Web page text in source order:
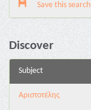
Save this search
Discover
Subject
Αριστοτέλης